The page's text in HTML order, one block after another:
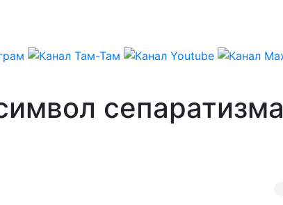
сепаратизма